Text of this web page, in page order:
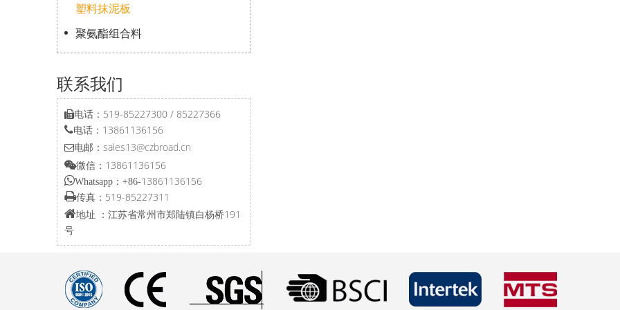
塑料抹泥板
聚氨酯组合料
联系我们
电话：519-85227300 / 85227366
电话：13861136156
电邮： sales13@czbroad.cn
微信：13861136156
Whatsapp：+86-13861136156
传真： 519-85227311
地址 ： 江苏省常州市郑陆镇白杨桥191
号